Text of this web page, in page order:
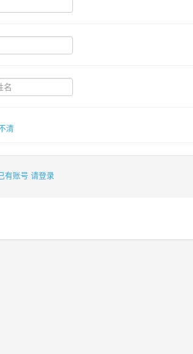
清
有账号 请登录